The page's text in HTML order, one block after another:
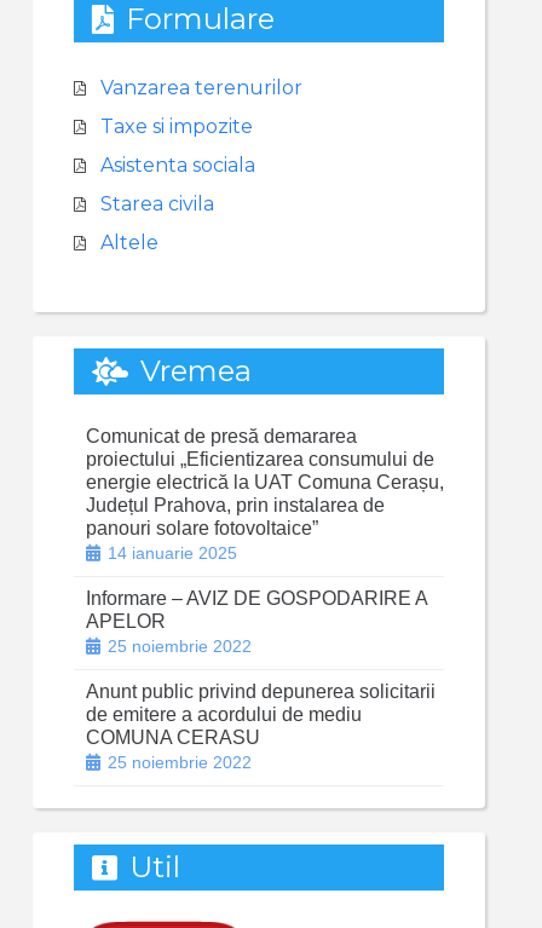
Formulare
Vanzarea terenurilor
Taxe si impozite
Asistenta sociala
Starea civila
Altele
Vremea
Comunicat de presă demararea
proiectului „Eficientizarea consumului de
energie electrică la UAT Comuna Cerașu,
Județul Prahova, prin instalarea de
panouri solare fotovoltaice”
14 ianuarie 2025
Informare – AVIZ DE GOSPODARIRE A
APELOR
25 noiembrie 2022
Anunt public privind depunerea solicitarii
de emitere a acordului de mediu
COMUNA CERASU
25 noiembrie 2022
Util